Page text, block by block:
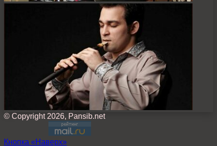
© Copyright 2026, Pansib.net
Кнопка «Наверх»